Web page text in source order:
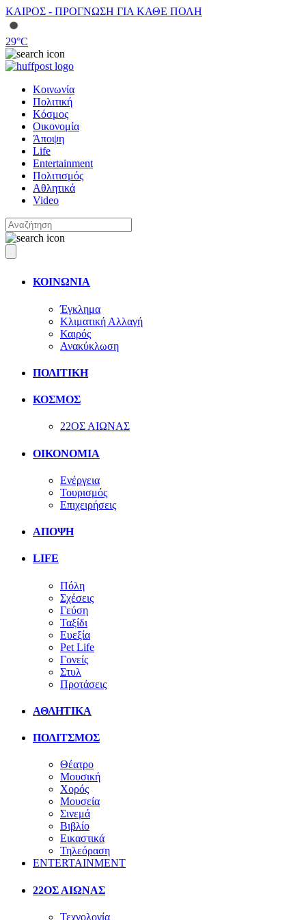
ΚΑΙΡΟΣ - ΠΡΟΓΝΩΣΗ ΓΙΑ ΚΑΘΕ ΠΟΛΗ
29°C
Κοινωνία
Πολιτική
Κόσμος
Οικονομία
Άποψη
Life
Entertainment
Πολιτισμός
Αθλητικά
Video
ΚΟΙΝΩΝΙΑ
Έγκλημα
Κλιματική Αλλαγή
Καιρός
Ανακύκλωση
ΠΟΛΙΤΙΚΗ
ΚΟΣΜΟΣ
22ΟΣ ΑΙΩΝΑΣ
ΟΙΚΟΝΟΜΙΑ
Ενέργεια
Τουρισμός
Επιχειρήσεις
ΑΠΟΨΗ
LIFE
Πόλη
Σχέσεις
Γεύση
Ταξίδι
Ευεξία
Pet Life
Γονείς
Στυλ
Προτάσεις
ΑΘΛΗΤΙΚΑ
ΠΟΛΙΤΣΜΟΣ
Θέατρο
Μουσική
Χορός
Μουσεία
Σινεμά
Βιβλίο
Εικαστικά
Τηλεόραση
ENTERTAINMENT
22ΟΣ ΑΙΩΝΑΣ
Τεχνολογία